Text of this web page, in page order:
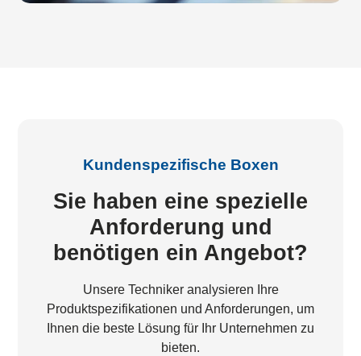
Kundenspezifische Boxen
Sie haben eine spezielle
Anforderung und
benötigen ein Angebot?
Unsere Techniker analysieren Ihre
Produktspezifikationen und Anforderungen, um
Ihnen die beste Lösung für Ihr Unternehmen zu
bieten.